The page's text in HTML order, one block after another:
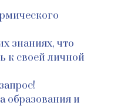
знаниях, что
к своей личной
образования и